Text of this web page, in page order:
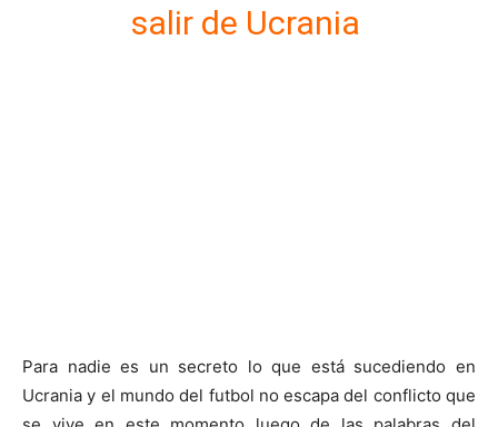
salir de Ucrania
Para nadie es un secreto lo que está sucediendo en
Ucrania y el mundo del futbol no escapa del conflicto que